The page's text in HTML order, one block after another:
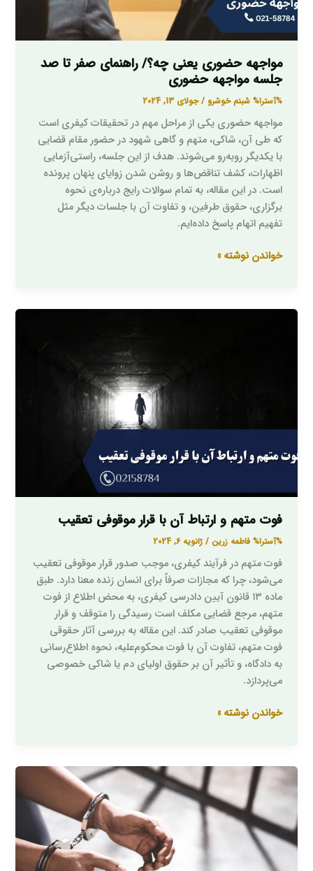
مواجهه حضوری یعنی چه؟/ راهنمای صفر تا صد
جلسه مواجهه حضوری
%آسترا% شبنم خوشرو/جولای 13, 2024
مواجهه حضوری یکی از مراحل مهم در تحقیقات کیفری است
که طی آن، شاکی، متهم و گاهی شهود در حضور مقام قضایی
با یکدیگر روبه‌رو می‌شوند. هدف از این جلسه، راستی‌آزمایی
اظهارات، کشف تناقض‌ها و روشن شدن زوایای پنهان پرونده
است. در این مقاله، به تمام سوالات رایج درباره‌ی نحوه
برگزاری، حقوق طرفین، و تفاوت آن با جلسات دیگر مثل
تفهیم اتهام پاسخ داده‌ایم.
مواجهه
خواندن نوشته »
فوت متهم و ارتباط آن با قرار موقوفی تعقیب
%آسترا% فاطمه زرین/ژانویه 6, 2024
فوت متهم در فرآیند کیفری، موجب صدور قرار موقوفی تعقیب
می‌شود، چرا که مجازات صرفاً برای انسان زنده معنا دارد. طبق
ماده ۱۳ قانون آیین دادرسی کیفری، به محض اطلاع از فوت
متهم، مرجع قضایی مکلف است رسیدگی را متوقف و قرار
موقوفی تعقیب صادر کند. این مقاله به بررسی آثار حقوقی
فوت متهم، تفاوت آن با فوت محکوم‌علیه، نحوه اطلاع‌رسانی
به دادگاه، و تأثیر آن بر حقوق اولیای دم یا شاکی خصوصی
می‌پردازد.
موقوفی
تعقیب
خواندن نوشته »
دفاع
کیفرخواست